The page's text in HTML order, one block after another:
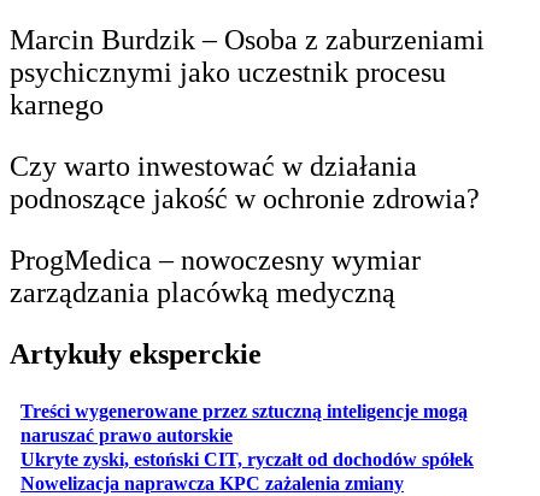
Marcin Burdzik – Osoba z zaburzeniami
psychicznymi jako uczestnik procesu
karnego
Czy warto inwestować w działania
podnoszące jakość w ochronie zdrowia?
ProgMedica – nowoczesny wymiar
zarządzania placówką medyczną
Artykuły eksperckie
Treści wygenerowane przez sztuczną inteligencje mogą
naruszać prawo autorskieotwiera się w nowej karcie
Ukryte zyski, estoński CIT, ryczałt od dochodów spółekotwiera
Nowelizacja naprawcza KPC zażalenia zmianyotwiera się w